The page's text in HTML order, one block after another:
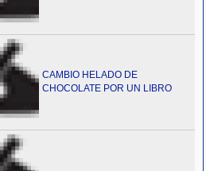
CAMBIO HELADO DE
CHOCOLATE POR UN LIBRO